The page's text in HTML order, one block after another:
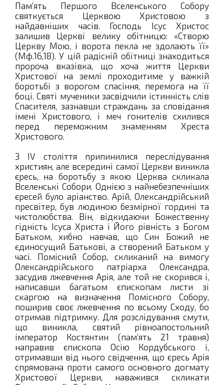
Пам’ять Першого Вселенського Собору
святкується Церквою Христовою з
найдавніших часів. Господь Ісус Христос
залишив Церкві велику обітницю: «Створю
Церкву Мою, і ворота пекла не здолають її»
(Мф.16,18). У цій радісній обітниці знаходиться
пророча вказівка, що хоча життя Церкви
Христової на землі проходитиме у важкій
боротьбі з ворогом спасіння, перемога на її
боці. Святі мученики засвідчили істинність слів
Спасителя, зазнавши страждань за сповідання
імені Христового, і меч гонителів схилився
перед переможним знаменням Хреста
Христового.
З IV століття припинилися переслідування
християн, але всередині самої Церкви виникла
єресь, на боротьбу з якою Церква скликала
Вселенські Собори. Однією з найнебезпечніших
єресей було аріанство. Арій, Олександрійський
пресвітер, був людиною безмірної гордині та
чистолюбства. Він, відкидаючи Божественну
гідність Ісуса Христа і Його рівність з Богом
Батьком, хибно навчав, що Син Божий не
єдиносущий Батькові, а створений Батьком у
часі. Помісний Собор, скликаний на вимогу
Олександрійського патріарха Олександра,
засудив лжевчення Арія, але той не скорився і,
написавши багатьом єпископам листи зі
скаргою на визначення Помісного Собору,
поширив своє лжевчення по всьому Сходу, бо
отримав підтримку. Для розслідування смути,
що виникла, святий рівноапостольний
імператор Костянтин (пам’ять 21 травня)
направив єпископа Осію Кордубського і,
отримавши від нього свідчення, що єресь Арія
спрямована проти самого основного догмату
Христової Церкви, наважився скликати